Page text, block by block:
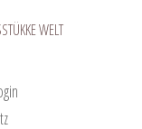
WELT